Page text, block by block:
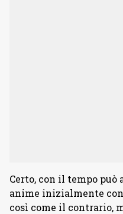
Certo, con il tempo può
anime inizialmente
così come il contrario,